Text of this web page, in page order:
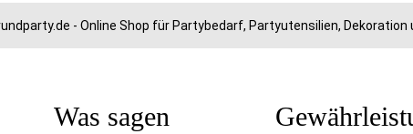
- Online Shop für Partybedarf, Partyutensilien, Dekoration
Was sagen